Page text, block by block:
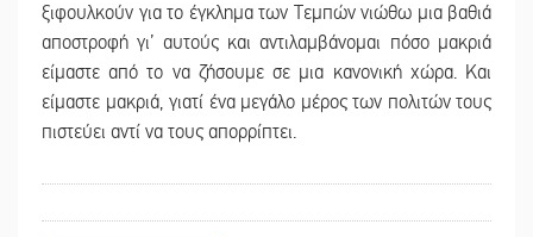
ξιφουλκούν για το έγκλημα των Τεμπών νιώθω μια βαθιά
αποστροφή γι’ αυτούς και αντιλαμβάνομαι πόσο μακριά
είμαστε από το να ζήσουμε σε μια κανονική χώρα. Και
είμαστε μακριά, γιατί ένα μεγάλο μέρος των πολιτών τους
πιστεύει αντί να τους απορρίπτει.